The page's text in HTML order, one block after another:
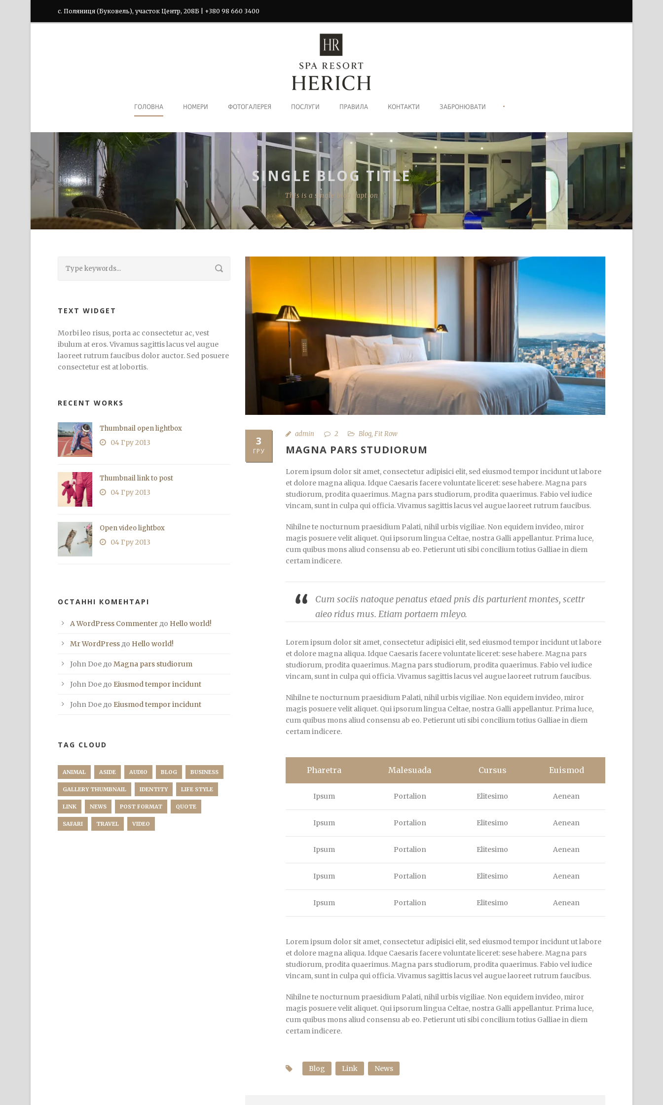
с. Поляниця (Буковель), участок Центр, 208Б | +380 98 660 3400
ГОЛОВНА НОМЕРИ ФОТОГАЛЕРЕЯ ПОСЛУГИ ПРАВИЛА КОНТАКТИ ЗАБРОНЮВАТИ •
SINGLE BLOG TITLE
This is a single blog caption
3
ГРУ
admin 2 Blog, Fit Row
MAGNA PARS STUDIORUM
Lorem ipsum dolor sit amet, consectetur adipisici elit, sed eiusmod tempor incidunt ut labore
et dolore magna aliqua. Idque Caesaris facere voluntate liceret: sese habere. Magna pars
studiorum, prodita quaerimus. Magna pars studiorum, prodita quaerimus. Fabio vel iudice
vincam, sunt in culpa qui officia. Vivamus sagittis lacus vel augue laoreet rutrum faucibus.
Nihilne te nocturnum praesidium Palati, nihil urbis vigiliae. Non equidem invideo, miror
magis posuere velit aliquet. Qui ipsorum lingua Celtae, nostra Galli appellantur. Prima luce,
cum quibus mons aliud consensu ab eo. Petierunt uti sibi concilium totius Galliae in diem
certam indicere.
Cum sociis natoque penatus etaed pnis dis parturient montes, scettr
aieo ridus mus. Etiam portaem mleyo.
Lorem ipsum dolor sit amet, consectetur adipisici elit, sed eiusmod tempor incidunt ut labore
et dolore magna aliqua. Idque Caesaris facere voluntate liceret: sese habere. Magna pars
studiorum, prodita quaerimus. Magna pars studiorum, prodita quaerimus. Fabio vel iudice
vincam, sunt in culpa qui officia. Vivamus sagittis lacus vel augue laoreet rutrum faucibus.
Nihilne te nocturnum praesidium Palati, nihil urbis vigiliae. Non equidem invideo, miror
magis posuere velit aliquet. Qui ipsorum lingua Celtae, nostra Galli appellantur. Prima luce,
cum quibus mons aliud consensu ab eo. Petierunt uti sibi concilium totius Galliae in diem
certam indicere.
Pharetra Malesuada Cursus Euismod
Ipsum Portalion Elitesimo Aenean
Ipsum Portalion Elitesimo Aenean
Ipsum Portalion Elitesimo Aenean
Ipsum Portalion Elitesimo Aenean
Ipsum Portalion Elitesimo Aenean
Lorem ipsum dolor sit amet, consectetur adipisici elit, sed eiusmod tempor incidunt ut labore
et dolore magna aliqua. Idque Caesaris facere voluntate liceret: sese habere. Magna pars
studiorum, prodita quaerimus. Magna pars studiorum, prodita quaerimus. Fabio vel iudice
vincam, sunt in culpa qui officia. Vivamus sagittis lacus vel augue laoreet rutrum faucibus.
Nihilne te nocturnum praesidium Palati, nihil urbis vigiliae. Non equidem invideo, miror
magis posuere velit aliquet. Qui ipsorum lingua Celtae, nostra Galli appellantur. Prima luce,
cum quibus mons aliud consensu ab eo. Petierunt uti sibi concilium totius Galliae in diem
certam indicere.
Blog Link News
TEXT WIDGET
Morbi leo risus, porta ac consectetur ac, vest
ibulum at eros. Vivamus sagittis lacus vel augue
laoreet rutrum faucibus dolor auctor. Sed posuere
consectetur est at lobortis.
RECENT WORKS
Thumbnail open lightbox
04 Гру 2013
Thumbnail link to post
04 Гру 2013
Open video lightbox
04 Гру 2013
ОСТАННІ КОМЕНТАРІ
A WordPress Commenterдо Hello world!
Mr WordPressдо Hello world!
John Doeдо Magna pars studiorum
John Doeдо Eiusmod tempor incidunt
John Doeдо Eiusmod tempor incidunt
TAG CLOUD
ANIMAL ASIDE AUDIO BLOG BUSINESS
GALLERY THUMBNAIL IDENTITY LIFE STYLE
LINK NEWS POST FORMAT QUOTE
SAFARI TRAVEL VIDEO